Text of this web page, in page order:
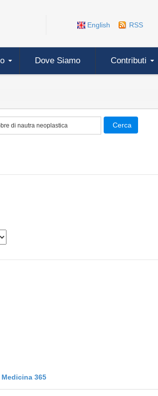
English RSS
Dove Siamo Contributi
Cerca
365